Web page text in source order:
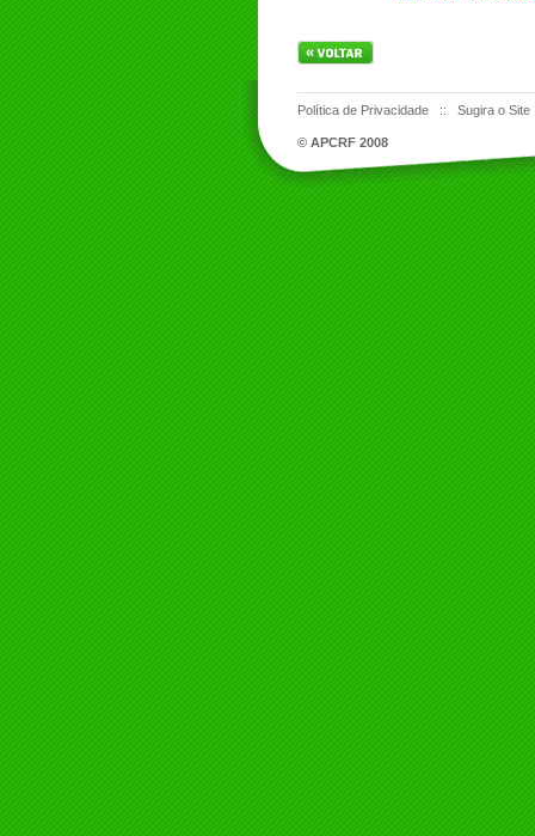
Política de Privacidade :: Sugira o Site
© APCRF 2008